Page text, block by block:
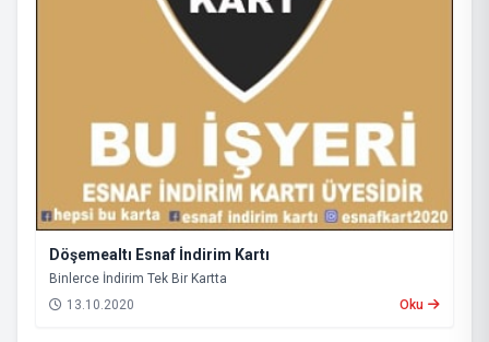
Döşemealtı Esnaf İndirim Kartı
Binlerce İndirim Tek Bir Kartta
13.10.2020
Oku